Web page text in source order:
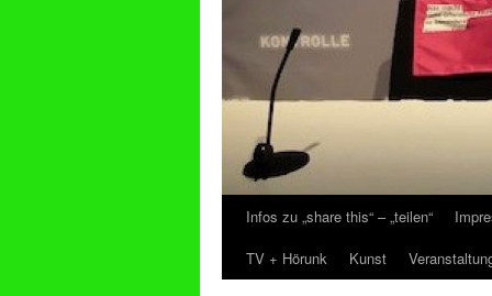
Zum
Inhalt
Infos zu „share this“ – „teilen“
TV + Hörunk
Kunst